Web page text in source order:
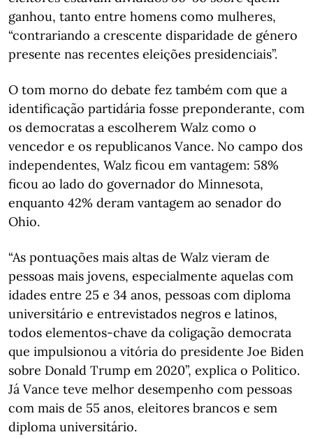
ganhou, tanto entre homens como mulheres,
“contrariando a crescente disparidade de género
presente nas recentes eleições presidenciais”.
O tom morno do debate fez também com que a
identificação partidária fosse preponderante, com
os democratas a escolherem Walz como o
vencedor e os republicanos Vance. No campo dos
independentes, Walz ficou em vantagem: 58%
ficou ao lado do governador do Minnesota,
enquanto 42% deram vantagem ao senador do
Ohio.
“As pontuações mais altas de Walz vieram de
pessoas mais jovens, especialmente aquelas com
idades entre 25 e 34 anos, pessoas com diploma
universitário e entrevistados negros e latinos,
todos elementos-chave da coligação democrata
que impulsionou a vitória do presidente Joe Biden
sobre Donald Trump em 2020”, explica o Politico.
Já Vance teve melhor desempenho com pessoas
com mais de 55 anos, eleitores brancos e sem
diploma universitário.